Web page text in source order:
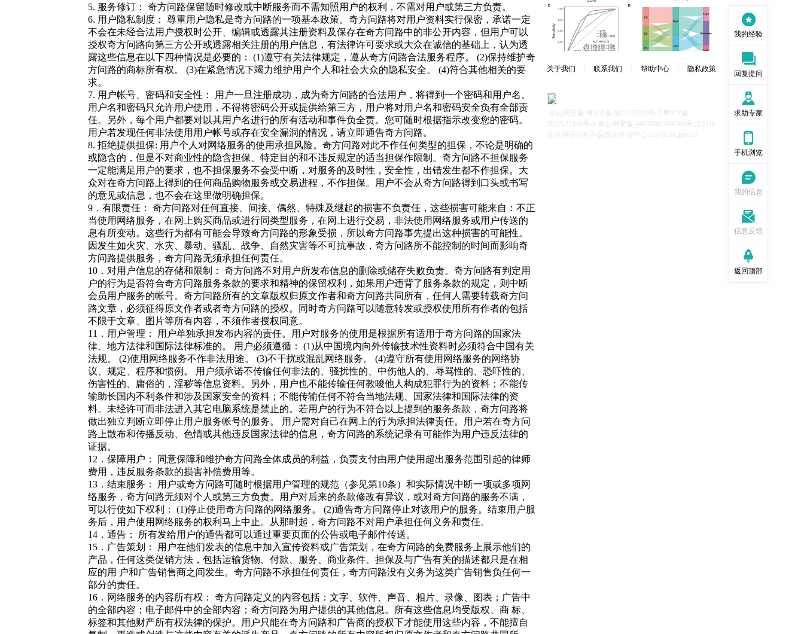
我的经验
回复提问
求助专家
手机浏览
我的信息
信息反馈
返回顶部
5. 服务修订： 奇方问路保留随时修改或中断服务而不需知照用户的权利，不需对用户或第三方负责。
6. 用户隐私制度： 尊重用户隐私是奇方问路的一项基本政策。奇方问路将对用户资料实行保密，承诺一定
不会在未经合法用户授权时公开、编辑或透露其注册资料及保存在奇方问路中的非公开内容，但用户可以
授权奇方问路向第三方公开或透露相关注册的用户信息，有法律许可要求或大众在诚信的基础上，认为透
露这些信息在以下四种情况是必要的： (1)遵守有关法律规定，遵从奇方问路合法服务程序。 (2)保持维护奇
方问路的商标所有权。 (3)在紧急情况下竭力维护用户个人和社会大众的隐私安全。 (4)符合其他相关的要
求。
7. 用户帐号、密码和安全性： 用户一旦注册成功，成为奇方问路的合法用户，将得到一个密码和用户名。
用户名和密码只允许用户使用，不得将密码公开或提供给第三方，用户将对用户名和密码安全负有全部责
任。另外，每个用户都要对以其用户名进行的所有活动和事件负全责。您可随时根据指示改变您的密码。
用户若发现任何非法使用用户帐号或存在安全漏洞的情况，请立即通告奇方问路。
8. 拒绝提供担保: 用户个人对网络服务的使用承担风险。奇方问路对此不作任何类型的担保，不论是明确的
或隐含的，但是不对商业性的隐含担保、特定目的和不违反规定的适当担保作限制。奇方问路不担保服务
一定能满足用户的要求，也不担保服务不会受中断，对服务的及时性，安全性，出错发生都不作担保。大
众对在奇方问路上得到的任何商品购物服务或交易进程，不作担保。用户不会从奇方问路得到口头或书写
的意见或信息，也不会在这里做明确担保。
9．有限责任： 奇方问路对任何直接、间接、偶然、特殊及继起的损害不负责任，这些损害可能来自：不正
当使用网络服务，在网上购买商品或进行同类型服务，在网上进行交易，非法使用网络服务或用户传送的
息有所变动。这些行为都有可能会导致奇方问路的形象受损，所以奇方问路事先提出这种损害的可能性。
因发生如火灾、水灾、暴动、骚乱、战争、自然灾害等不可抗事故，奇方问路所不能控制的时间而影响奇
方问路提供服务，奇方问路无须承担任何责任。
10．对用户信息的存储和限制： 奇方问路不对用户所发布信息的删除或储存失败负责。奇方问路有判定用
户的行为是否符合奇方问路服务条款的要求和精神的保留权利，如果用户违背了服务条款的规定，则中断
会员用户服务的帐号。奇方问路所有的文章版权归原文作者和奇方问路共同所有，任何人需要转载奇方问
路文章，必须征得原文作者或者奇方问路的授权。同时奇方问路可以随意转发或授权使用所有作者的包括
不限于文章、图片等所有内容，不须作者授权同意。
11．用户管理： 用户单独承担发布内容的责任。用户对服务的使用是根据所有适用于奇方问路的国家法
律、地方法律和国际法律标准的。 用户必须遵循： (1)从中国境内向外传输技术性资料时必须符合中国有关
法规。 (2)使用网络服务不作非法用途。 (3)不干扰或混乱网络服务。 (4)遵守所有使用网络服务的网络协
议、规定、程序和惯例。 用户须承诺不传输任何非法的、骚扰性的、中伤他人的、辱骂性的、恐吓性的、
伤害性的、庸俗的，淫秽等信息资料。另外，用户也不能传输任何教唆他人构成犯罪行为的资料；不能传
输助长国内不利条件和涉及国家安全的资料；不能传输任何不符合当地法规、国家法律和国际法律的资
料。未经许可而非法进入其它电脑系统是禁止的。若用户的行为不符合以上提到的服务条款，奇方问路将
做出独立判断立即停止用户服务帐号的服务。 用户需对自己在网上的行为承担法律责任。用户若在奇方问
路上散布和传播反动、色情或其他违反国家法律的信息，奇方问路的系统记录有可能作为用户违反法律的
证据。
12．保障用户： 同意保障和维护奇方问路全体成员的利益，负责支付由用户使用超出服务范围引起的律师
费用，违反服务条款的损害补偿费用等。
13．结束服务： 用户或奇方问路可随时根据用户管理的规范（参见第10条）和实际情况中断一项或多项网
络服务，奇方问路无须对个人或第三方负责。用户对后来的条款修改有异议，或对奇方问路的服务不满，
可以行使如下权利： (1)停止使用奇方问路的网络服务。 (2)通告奇方问路停止对该用户的服务。结束用户服
务后，用户使用网络服务的权利马上中止。从那时起，奇方问路不对用户承担任何义务和责任。
14．通告： 所有发给用户的通告都可以通过重要页面的公告或电子邮件传送。
15．广告策划： 用户在他们发表的信息中加入宣传资料或广告策划，在奇方问路的免费服务上展示他们的
产品，任何这类促销方法，包括运输货物、付款、服务、商业条件、担保及与广告有关的描述都只是在相
应的用 户和广告销售商之间发生。奇方问路不承担任何责任，奇方问路没有义务为这类广告销售负任何一
部分的责任。
16．网络服务的内容所有权： 奇方问路定义的内容包括：文字、软件、声音、相片、录像、图表；广告中
的全部内容；电子邮件中的全部内容；奇方问路为用户提供的其他信息。所有这些信息均受版权、商 标、
标签和其他财产所有权法律的保护。用户只能在奇方问路和广告商的授权下才能使用这些内容，不能擅自
关于我们 联系我们 帮助中心 隐私政策
京公网安备 粤ICP备2022125328号-2 粤ICP备
2022125328号-3 粤公网安备 44030002004586号 深圳市
互联网违法和不良信息举报中心 szwljb.sz.gov.cn/